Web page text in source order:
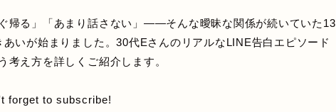
帰る」「あまり話さない」——そんな曖昧な関係が続いていた13
いが始まりました。30代EさんのリアルなLINE告白エピソード
考え方を詳しくご紹介します。
forget to subscribe!